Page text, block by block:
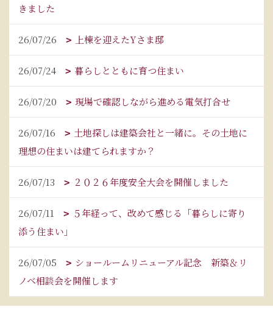
きました
26/07/26 上棟を迎えたYさま邸
26/07/24 暮らしとともに育つ住まい
26/07/20 現場で確認しながら進める電気打合せ
26/07/16
土地探しは建築会社と一緒に。その土地に
理想の住まいは建てられますか？
26/07/13 ２０２６年度安全大会を開催しました
26/07/11
５年経って、改めて感じる「暮らしに寄り
添う住まい」
26/07/05
ショールームリニューアル記念 新築＆リ
ノベ相談会を開催します